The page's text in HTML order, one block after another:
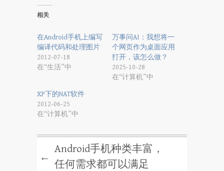
相关
在Android手机上编写
编译代码和处理图片
2012-07-18
在“生活”中
万事问AI：我想将一
个网页作为桌面应用
打开，该怎么做？
2025-10-28
在“计算机”中
XP下的NAT软件
2012-06-25
在“计算机”中
←
Android手机种类丰富，
任何需求都可以满足